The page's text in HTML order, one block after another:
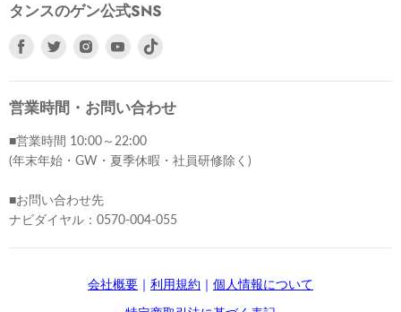
タンスのゲン公式SNS
Facebook
つ
て
く
さ
い
Twitter
つ
て
く
さ
い
Instagram
つ
て
く
さ
い
Youtube
つ
て
く
い
営業時間・お問い合わせ
■営業時間 10:00～22:00
(年末年始・GW・夏季休暇・社員研修除く)
■お問い合わせ先
ナビダイヤル：0570-004-055
会社概要 ｜ 利用規約 ｜ 個人情報について